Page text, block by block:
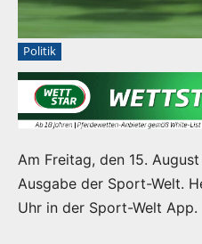
Politik
Am Freitag, den 15.
Ausgabe der Sport-Welt.
Uhr in der Sport-Welt App.